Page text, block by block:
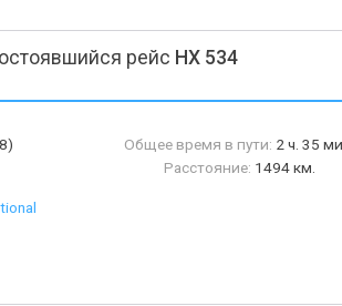
рейс HX 534
Общее время в пути: 2 ч. 35
Расстояние: 1494 км.